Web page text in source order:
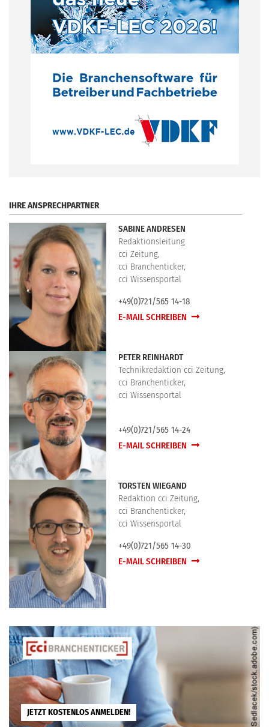
IHRE ANSPRECHPARTNER
SABINE ANDRESEN
Redaktionsleitung
cci Zeitung,
cci Branchenticker,
cci Wissensportal
+49(0)721/565 14-18
E-MAIL SCHREIBEN
PETER REINHARDT
Technikredaktion cci Zeitung,
cci Branchenticker,
cci Wissensportal
+49(0)721/565 14-24
E-MAIL SCHREIBEN
TORSTEN WIEGAND
Redaktion cci Zeitung,
cci Branchenticker,
cci Wissensportal
+49(0)721/565 14-30
E-MAIL SCHREIBEN
JETZT KOSTENLOS ANMELDEN!